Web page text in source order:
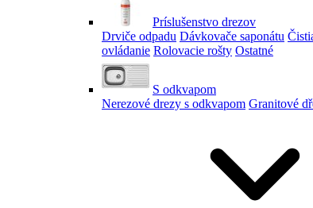
Príslušenstvo drezov
Drviče odpadu Dávkovače saponátu
ovládanie Rolovacie rošty Ostatné
S odkvapom
Nerezové drezy s odkvapom Granitové